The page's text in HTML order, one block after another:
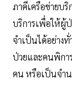
ภาคีเครือข่ายบ
บริการเพื่อให้ผู้
จำเป็นได้อย่าง
ป่วยและคนพิกา
คน หรือเป็นจำน